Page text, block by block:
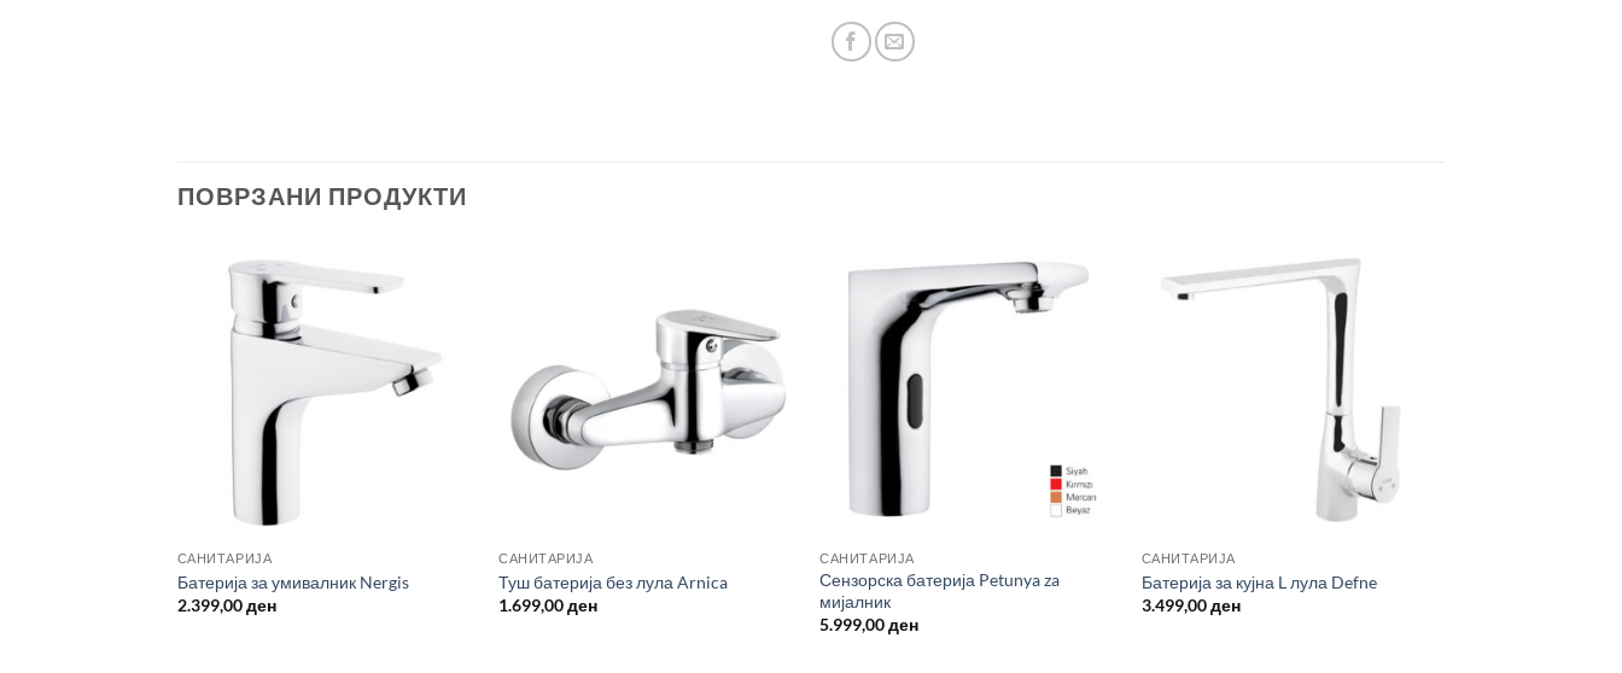
ПОВРЗАНИ ПРОДУКТИ
САНИТАРИЈА
Батерија за умивалник Nergis
2.399,00ден
САНИТАРИЈА
Туш батерија без лула Arnica
1.699,00ден
САНИТАРИЈА
Сензорска батерија Petunya za
мијалник
5.999,00ден
САНИТАРИЈА
Батерија за кујна L лула Defne
3.499,00ден